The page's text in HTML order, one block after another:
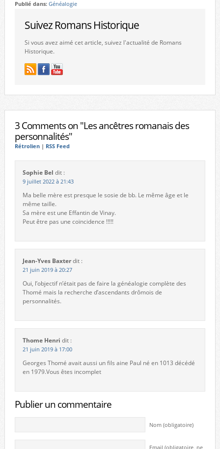
Publié dans: Généalogie
Suivez Romans Historique
Si vous avez aimé cet article, suivez l'actualité de Romans
Historique.
3 Comments on "Les ancêtres romanais des
personnalités"
Rétrolien| RSS Feed
Sophie Bel dit :
9 juillet 2022 à 21:43
Ma belle mère est presque le sosie de bb. Le même âge et le
même taille.
Sa mère est une Effantin de Vinay.
Peut être pas une coïncidence !!!!!
Jean-Yves Baxterdit :
21 juin 2019 à 20:27
Oui, l’objectif n’était pas de faire la généalogie complète des
Thomé mais la recherche d’ascendants drômois de
personnalités.
Thome Henri dit :
21 juin 2019 à 17:00
Georges Thomé avait aussi un fils aine Paul né en 1013 décédé
en 1979.Vous êtes incomplet
Publier un commentaire
Nom (obligatoire)
Email (obligatoire, ne